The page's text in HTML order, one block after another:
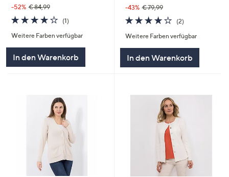
-52% € 84,99
4.0
von
5
(1)
Weitere Farben verfügbar
In den Warenkorb
-43% € 79,99
4.0
von
5
(2)
Weitere Farben verfügbar
In den Warenkorb